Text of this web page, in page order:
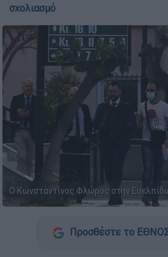
σχολιασμό
Ο Κωνσταντίνος Φλώρος στην
Προσθέστε το